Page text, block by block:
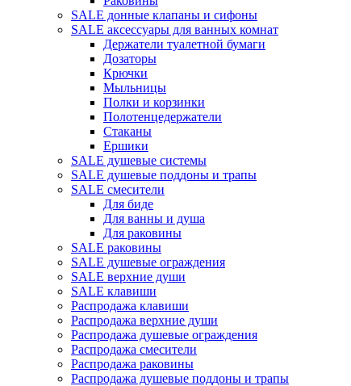
SALE донные клапаны и сифоны
SALE аксессуары для ванных комнат
Держатели туалетной бумаги
Дозаторы
Крючки
Мыльницы
Полки и корзинки
Полотенцедержатели
Стаканы
Ершики
SALE душевые системы
SALE душевые поддоны и трапы
SALE смесители
Для биде
Для ванны и душа
Для раковины
SALE раковины
SALE душевые ограждения
SALE верхние души
SALE клавиши
Распродажа клавиши
Распродажа верхние души
Распродажа душевые ограждения
Распродажа смесители
Распродажа раковины
Распродажа душевые поддоны и трапы